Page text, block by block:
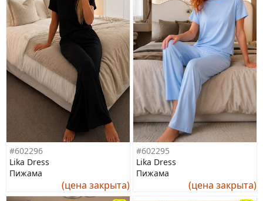
#602296
Lika Dress
Пижама
(цена закрыта)
#602295
Lika Dress
Пижама
(цена закрыта)